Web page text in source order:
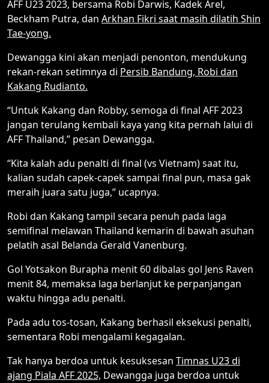
AFF U23 2023, bersama Robi Darwis, Kadek Arel,
Beckham Putra, dan Arkhan Fikri saat masih dilatih Shin
Tae-yong.
Dewangga kini akan menjadi penonton, mendukung
rekan-rekan setimnya di Persib Bandung, Robi dan
Kakang Rudianto.
“Untuk Kakang dan Robby, semoga di final AFF 2023
jangan terulang kembali kaya yang kita pernah lalui di
AFF Thailand,” pesan Dewangga.
“Kita kalah adu penalti di final (vs Vietnam) saat itu,
kalian sudah capek-capek sampai final pun, masa gak
meraih juara satu juga,” ucapnya.
Robi dan Kakang tampil secara penuh pada laga
semifinal melawan Thailand kemarin di bawah asuhan
pelatih asal Belanda Gerald Vanenburg.
Gol Yotsakon Burapha menit 60 dibalas gol Jens Raven
menit 84, memaksa laga berlanjut ke perpanjangan
waktu hingga adu penalti.
Pada adu tos-tosan, Kakang berhasil eksekusi penalti,
sementara Robi mengalami kegagalan.
Tak hanya berdoa untuk kesuksesan Timnas U23 di
ajang Piala AFF 2025, Dewangga juga berdoa untuk